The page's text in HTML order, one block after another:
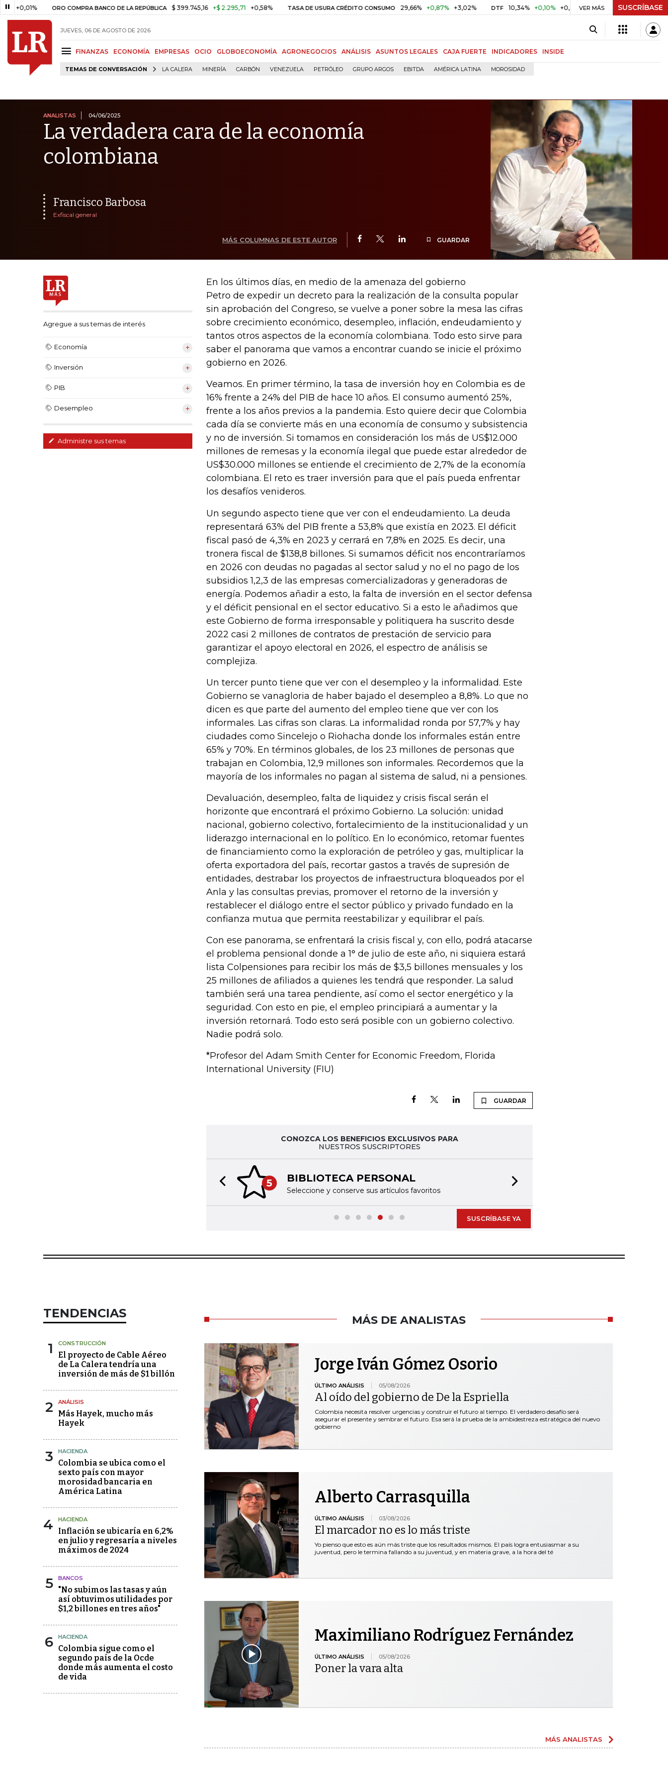
ORO COMPRA BANCO DE LA REPÚBLICA $ 399.745,16 +$ 2.295,71 +0,58% TASA DE USURA CRÉDITO CONSUMO 29,66% +0,87% +3,02% DTF 10,34% +0,10% +0,98% UVR $ 416,86 +$ 0,05 +0,01%
VER MÁS SUSCRÍBASE
JUEVES, 06 DE AGOSTO DE 2026
FINANZAS ECONOMÍA EMPRESAS OCIO GLOBOECONOMÍA AGRONEGOCIOS ANÁLISIS ASUNTOS LEGALES CAJA FUERTE INDICADORES INSIDE
TEMAS DE CONVERSACIÓN LA CALERA MINERÍA CARBÓN VENEZUELA PETRÓLEO GRUPO ARGOS EBITDA AMÉRICA LATINA MOROSIDAD
ANALISTAS 04/06/2025
La verdadera cara de la economía
colombiana
Francisco Barbosa
Exfiscal general
MÁS COLUMNAS DE ESTE AUTOR GUARDAR
Agregue a sus temas de interés
Economía
Inversión
PIB
Desempleo
Administre sus temas
En los últimos días, en medio de la amenaza del gobierno
Petro de expedir un decreto para la realización de la consulta popular
sin aprobación del Congreso, se vuelve a poner sobre la mesa las cifras
sobre crecimiento económico, desempleo, inflación, endeudamiento y
tantos otros aspectos de la economía colombiana. Todo esto sirve para
saber el panorama que vamos a encontrar cuando se inicie el próximo
gobierno en 2026.
Veamos. En primer término, la tasa de inversión hoy en Colombia es de
16% frente a 24% del PIB de hace 10 años. El consumo aumentó 25%,
frente a los años previos a la pandemia. Esto quiere decir que Colombia
cada día se convierte más en una economía de consumo y subsistencia
y no de inversión. Si tomamos en consideración los más de US$12.000
millones de remesas y la economía ilegal que puede estar alrededor de
US$30.000 millones se entiende el crecimiento de 2,7% de la economía
colombiana. El reto es traer inversión para que el país pueda enfrentar
los desafíos venideros.
Un segundo aspecto tiene que ver con el endeudamiento. La deuda
representará 63% del PIB frente a 53,8% que existía en 2023. El déficit
fiscal pasó de 4,3% en 2023 y cerrará en 7,8% en 2025. Es decir, una
tronera fiscal de $138,8 billones. Si sumamos déficit nos encontraríamos
en 2026 con deudas no pagadas al sector salud y no el no pago de los
subsidios 1,2,3 de las empresas comercializadoras y generadoras de
energía. Podemos añadir a esto, la falta de inversión en el sector defensa
y el déficit pensional en el sector educativo. Si a esto le añadimos que
este Gobierno de forma irresponsable y politiquera ha suscrito desde
2022 casi 2 millones de contratos de prestación de servicio para
garantizar el apoyo electoral en 2026, el espectro de análisis se
complejiza.
Un tercer punto tiene que ver con el desempleo y la informalidad. Este
Gobierno se vanagloria de haber bajado el desempleo a 8,8%. Lo que no
dicen es que parte del aumento del empleo tiene que ver con los
informales. Las cifras son claras. La informalidad ronda por 57,7% y hay
ciudades como Sincelejo o Riohacha donde los informales están entre
65% y 70%. En términos globales, de los 23 millones de personas que
trabajan en Colombia, 12,9 millones son informales. Recordemos que la
mayoría de los informales no pagan al sistema de salud, ni a pensiones.
Devaluación, desempleo, falta de liquidez y crisis fiscal serán el
horizonte que encontrará el próximo Gobierno. La solución: unidad
nacional, gobierno colectivo, fortalecimiento de la institucionalidad y un
liderazgo internacional en lo político. En lo económico, retomar fuentes
de financiamiento como la exploración de petróleo y gas, multiplicar la
oferta exportadora del país, recortar gastos a través de supresión de
entidades, destrabar los proyectos de infraestructura bloqueados por el
Anla y las consultas previas, promover el retorno de la inversión y
restablecer el diálogo entre el sector público y privado fundado en la
confianza mutua que permita reestabilizar y equilibrar el país.
Con ese panorama, se enfrentará la crisis fiscal y, con ello, podrá atacarse
el problema pensional donde a 1° de julio de este año, ni siquiera estará
lista Colpensiones para recibir los más de $3,5 billones mensuales y los
25 millones de afiliados a quienes les tendrá que responder. La salud
también será una tarea pendiente, así como el sector energético y la
seguridad. Con esto en pie, el empleo principiará a aumentar y la
inversión retornará. Todo esto será posible con un gobierno colectivo.
Nadie podrá solo.
*Profesor del Adam Smith Center for Economic Freedom, Florida
International University (FIU)
GUARDAR
CONOZCA LOS BENEFICIOS EXCLUSIVOS PARA
NUESTROS SUSCRIPTORES
5 BIBLIOTECA PERSONAL
Seleccione y conserve sus artículos favoritos
Previous slide
SUSCRÍBASE YA
TENDENCIAS
1 CONSTRUCCIÓN
El proyecto de Cable Aéreo
de La Calera tendría una
inversión de más de $1 billón
2 ANÁLISIS
Más Hayek, mucho más
Hayek
3 HACIENDA
Colombia se ubica como el
sexto país con mayor
morosidad bancaria en
América Latina
4 HACIENDA
Inflación se ubicaría en 6,2%
en julio y regresaría a niveles
máximos de 2024
5 BANCOS
"No subimos las tasas y aún
así obtuvimos utilidades por
$1,2 billones en tres años"
6 HACIENDA
Colombia sigue como el
segundo país de la Ocde
donde más aumenta el costo
de vida
MÁS DE ANALISTAS
Jorge Iván Gómez Osorio
ÚLTIMO ANÁLISIS 05/08/2026
Al oído del gobierno de De la Espriella
Colombia necesita resolver urgencias y construir el futuro al tiempo. El verdadero desafío será
asegurar el presente y sembrar el futuro. Esa será la prueba de la ambidestreza estratégica del nuevo
gobierno
Alberto Carrasquilla
ÚLTIMO ANÁLISIS 03/08/2026
El marcador no es lo más triste
Yo pienso que esto es aún más triste que los resultados mismos. El país logra entusiasmar a su
juventud, pero le termina fallando a su juventud, y en materia grave, a la hora del té
Maximiliano Rodríguez Fernández
ÚLTIMO ANÁLISIS 05/08/2026
Poner la vara alta
MÁS ANALISTAS